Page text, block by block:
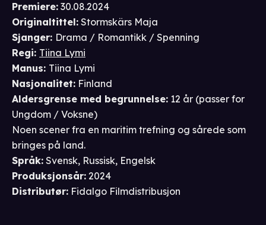
Premiere: 30.08.2024
Originaltittel: Stormskärs Maja
Sjanger: Drama / Romantikk / Spenning
Regi: Tiina Lymi
Manus: Tiina Lymi
Nasjonalitet: Finland
Aldersgrense med begrunnelse: 12 år (passer for
Ungdom / Voksne)
Noen scener fra en maritim trefning og sårede som
bringes på land.
Språk: Svensk, Russisk, Engelsk
Produksjonsår: 2024
Distributør: Fidalgo Filmdistribusjon